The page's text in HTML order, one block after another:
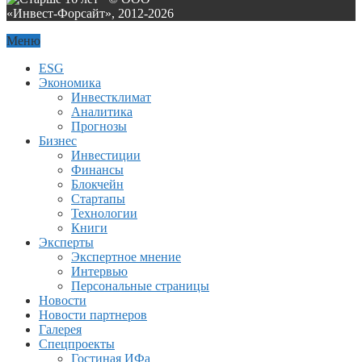
«Инвест-Форсайт», 2012-2026
Меню
ESG
Экономика
Инвестклимат
Аналитика
Прогнозы
Бизнес
Инвестиции
Финансы
Блокчейн
Стартапы
Технологии
Книги
Эксперты
Экспертное мнение
Интервью
Персональные страницы
Новости
Новости партнеров
Галерея
Спецпроекты
Гостиная ИФа